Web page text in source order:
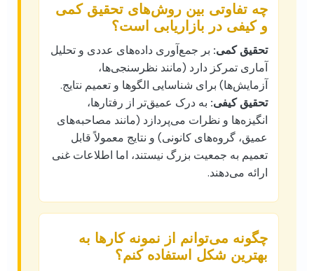
چه تفاوتی بین روش‌های تحقیق کمی
و کیفی در بازاریابی است؟
تحقیق کمی: بر جمع‌آوری داده‌های عددی و تحلیل
آماری تمرکز دارد (مانند نظرسنجی‌ها،
آزمایش‌ها) برای شناسایی الگوها و تعمیم نتایج.
تحقیق کیفی: به درک عمیق‌تر از رفتارها،
انگیزه‌ها و نظرات می‌پردازد (مانند مصاحبه‌های
عمیق، گروه‌های کانونی) و نتایج معمولاً قابل
تعمیم به جمعیت بزرگ نیستند، اما اطلاعات غنی
ارائه می‌دهند.
چگونه می‌توانم از نمونه کارها به
بهترین شکل استفاده کنم؟